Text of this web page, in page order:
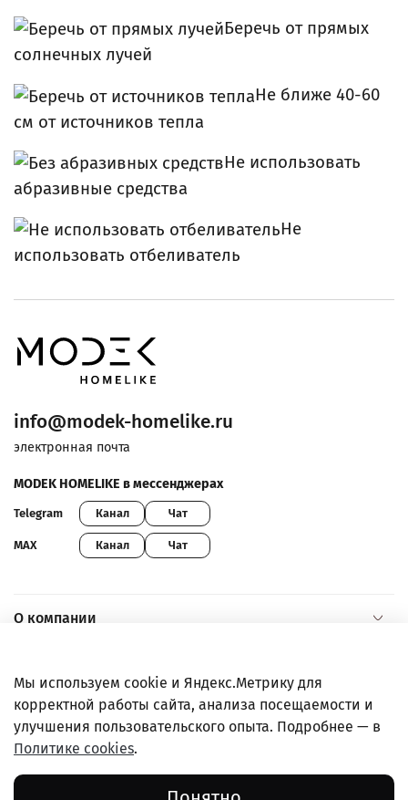
Беречь от прямых
солнечных лучей
Не ближе 40-60
см от источников тепла
Не использовать
абразивные средства
Не
использовать отбеливатель
О компании
Покупателям
info@modek-homelike.ru
электронная почта
MODEK HOMELIKE в мессенджерах
Telegram Канал Чат
MAX Канал Чат
Правовая информация
Мы используем cookie и Яндекс.Метрику для
корректной работы сайта, анализа посещаемости и
улучшения пользовательского опыта. Подробнее — в
Политике cookies.